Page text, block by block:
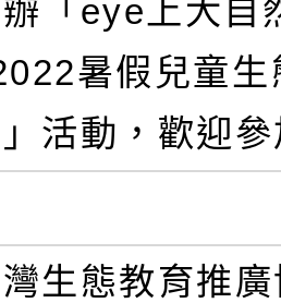
「eye上大自
暑假兒童生
活動，歡迎
生態教育推